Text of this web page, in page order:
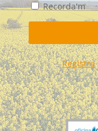
Recorda'm
Registra